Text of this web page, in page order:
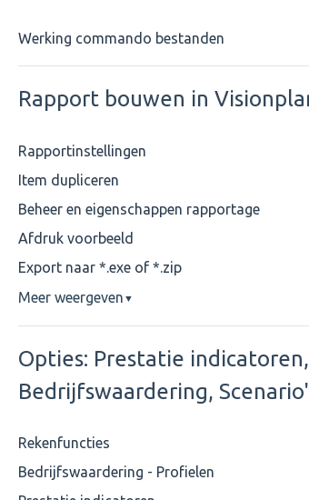
Werking commando bestanden
Rapport bouwen in
Rapportinstellingen
Item dupliceren
Beheer en eigenschappen rapportage
Afdruk voorbeeld
Export naar *.exe of *.zip
Meer weergeven ▼
Opties: Prestatie
Bedrijfswaardering,
Rekenfuncties
Bedrijfswaardering - Profielen